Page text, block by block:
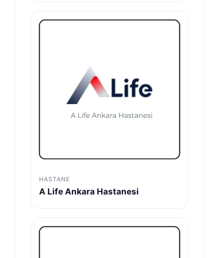
HASTANE
A Life Ankara Hastanesi